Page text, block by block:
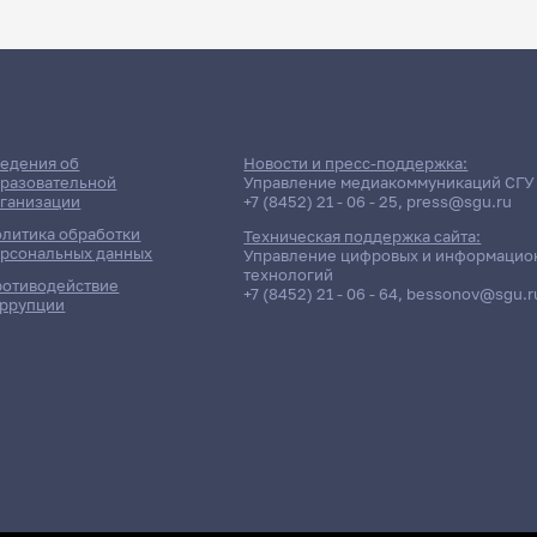
Факультет математики и
Дневная форма обучения | 1113 группа
об
обработки
данных
Новости и пресс-поддержка:
Управление медиакоммуникаций СГУ
+7 (8452) 21 - 06 - 25, press@sgu.ru
Техническая поддержка сайта:
Управление цифровых и
технологий
+7 (8452) 21 - 06 - 64,